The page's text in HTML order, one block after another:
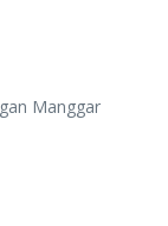
Manggar